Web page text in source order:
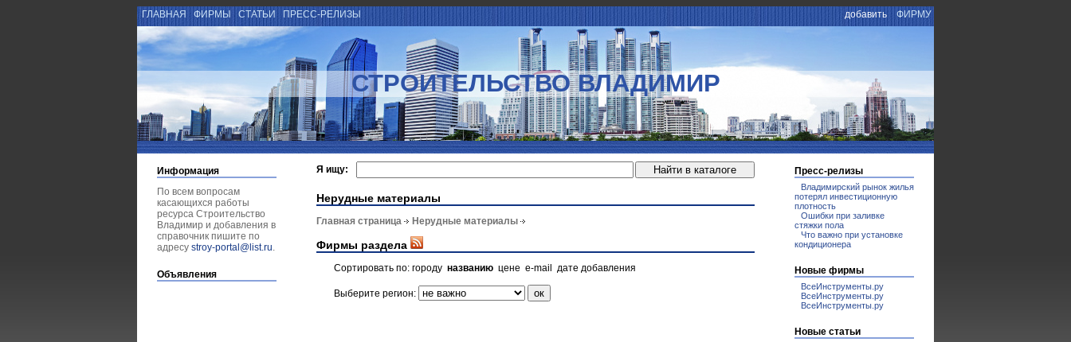
ГЛАВНАЯ ФИРМЫ СТАТЬИ ПРЕСС-РЕЛИЗЫ добавить ФИРМУ
СТРОИТЕЛЬСТВО ВЛАДИМИР
Информация
По всем вопросам
касающихся работы
ресурса Строительство
Владимир и добавления в
справочник пишите по
адресу stroy-portal@list.ru.
Объявления
Я ищу:
Нерудные материалы
Главная страница Нерудные материалы
Фирмы раздела
Сортировать по: городу названию цене e-mail дате добавления
Выберите регион:
Пресс-релизы
Владимирский рынок жилья
потерял инвестиционную
плотность
Ошибки при заливке
стяжки пола
Что важно при установке
кондиционера
Новые фирмы
ВсеИнструменты.ру
ВсеИнструменты.ру
ВсеИнструменты.ру
Новые статьи